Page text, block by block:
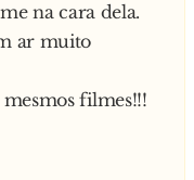
na cara dela.
ar muito
filmes!!!